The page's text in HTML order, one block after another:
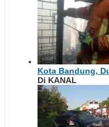
Kota Bandung,
Di KANAL